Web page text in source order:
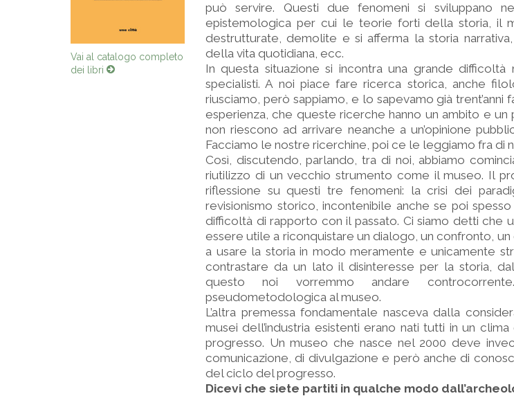
Vai al catalogo completo
dei libri
può servire. Questi due fenomeni si sviluppano
epistemologica per cui le teorie forti della storia, il
destrutturate, demolite e si afferma la storia
della vita quotidiana, ecc.
In questa situazione si incontra una grande
specialisti. A noi piace fare ricerca storica, anche
riusciamo, però sappiamo, e lo sapevamo già trent’anni
esperienza, che queste ricerche hanno un ambito e
non riescono ad arrivare neanche a un’opinione
Facciamo le nostre ricerchine, poi ce le leggiamo fra di
Così, discutendo, parlando, tra di noi, abbiamo
riutilizzo di un vecchio strumento come il museo. Il
riflessione su questi tre fenomeni: la crisi dei
revisionismo storico, incontenibile anche se poi
difficoltà di rapporto con il passato. Ci siamo detti che
essere utile a riconquistare un dialogo, un confronto,
a usare la storia in modo meramente e unicamente
contrastare da un lato il disinteresse per la storia,
questo noi vorremmo andare
pseudometodologica al museo.
L’altra premessa fondamentale nasceva dalla
musei dell’industria esistenti erano nati tutti in un
progresso. Un museo che nasce nel 2000 deve
comunicazione, di divulgazione e però anche di
del ciclo del progresso.
Dicevi che siete partiti in qualche modo